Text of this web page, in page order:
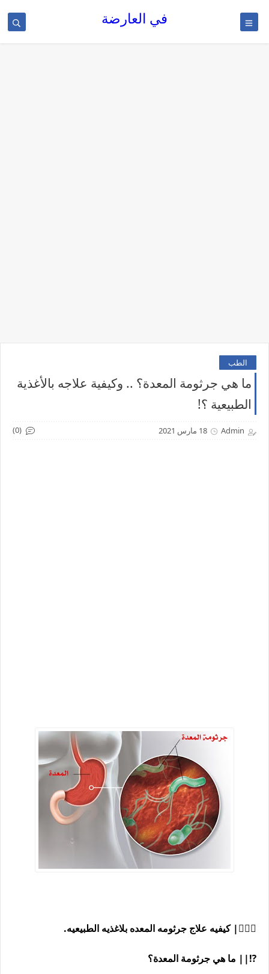
في العارضة
الطب
ما هي جرثومة المعدة؟ .. وكيفية علاجه بالأغذية
الطبيعية ؟!
Admin 18 مارس 2021 (0)
👨🏼‍⚕| كيفيه علاج جرثومه المعده بلاغذيه الطبيعيه.
⁉️|| ما هي جرثومة المعدة؟